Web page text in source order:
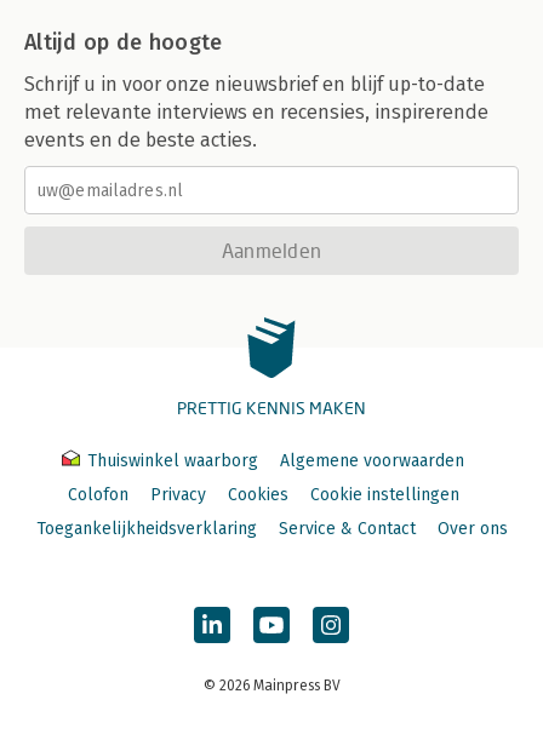
Altijd op de hoogte
Schrijf u in voor onze nieuwsbrief en blijf up-to-date
met relevante interviews en recensies, inspirerende
events en de beste acties.
Aanmelden
PRETTIG KENNIS MAKEN
Thuiswinkel waarborg
Algemene voorwaarden
Colofon
Privacy Cookies
Cookie instellingen
Toegankelijkheidsverklaring
Service & Contact Over ons
© 2026 Mainpress BV